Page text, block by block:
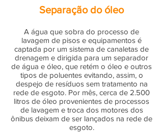
Separação do óleo
A água que sobra do processo de
lavagem de pisos e equipamentos é
captada por um sistema de canaletas de
drenagem e dirigida para um separador
de água e óleo, que retém o óleo e outros
tipos de poluentes evitando, assim, o
despejo de resíduos sem tratamento na
rede de esgoto. Por mês, cerca de 2.500
litros de óleo provenientes de processos
de lavagem e troca dos motores dos
ônibus deixam de ser lançados na rede de
esgoto.